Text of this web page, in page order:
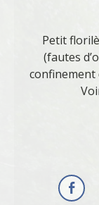
Petit
(fautes
confinement